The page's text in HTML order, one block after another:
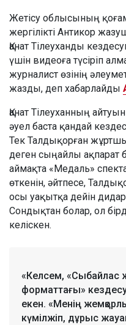
Жетісу облысының
жергілікті Антикор
Қанат Тілеуханды
үшін видеоға түсіріп
журналист өзінің
жазды, деп хабарлайды
Қанат Тілеуханның
әуел баста қандай
Тек Талдықорған
деген сыңайлы ақпарат
аймақта «Медаль»
өткенін, әйтпесе,
осы уақытқа дейін
Сондықтан болар, ол
келіскен.
«Келсем, «Сыбайлас
форматтағы»
екен. «Менің
күмілжіп, дұрыс